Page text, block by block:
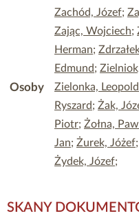
Osoby
Zachód, Józef;
Zając, Wojciech;
Herman;
Edmund;
Zielonka, Leopold
Ryszard; Żak,
Piotr; Żołna,
Jan; Żurek, Jóżef;
Żydek, Józef;
SKANY